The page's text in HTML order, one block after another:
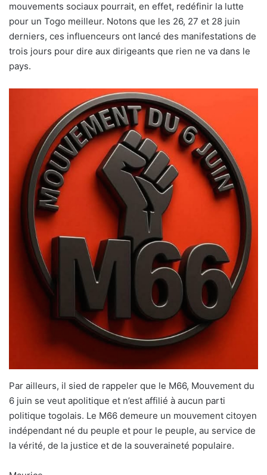
mouvements sociaux pourrait, en effet, redéfinir la lutte
pour un Togo meilleur. Notons que les 26, 27 et 28 juin
derniers, ces influenceurs ont lancé des manifestations de
trois jours pour dire aux dirigeants que rien ne va dans le
pays.
Par ailleurs, il sied de rappeler que le M66, Mouvement du
6 juin se veut apolitique et n’est affilié à aucun parti
politique togolais. Le M66 demeure un mouvement citoyen
indépendant né du peuple et pour le peuple, au service de
la vérité, de la justice et de la souveraineté populaire.